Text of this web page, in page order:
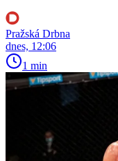
Pražská Drbna
dnes, 12:06
1 min